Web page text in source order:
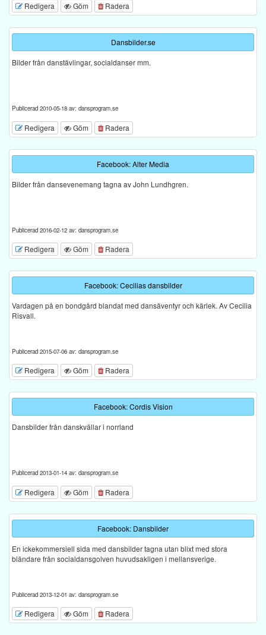
Redigera Göm Radera
Dansbilder.se
Bilder från danstävlingar, socialdanser mm.
Publicerad 2010-05-18 av: dansprogram.se
Redigera Göm Radera
Facebook: Alter Media
Bilder från dansevenemang tagna av John Lundhgren.
Publicerad 2016-02-12 av: dansprogram.se
Redigera Göm Radera
Facebook: Cecilias dansbilder
Vardagen på en bondgård blandat med dansäventyr och kärlek. Av Cecilia
Risvall.
Publicerad 2015-07-06 av: dansprogram.se
Redigera Göm Radera
Facebook: Cordis Vision
Dansbilder från danskvällar i norrland
Publicerad 2013-01-14 av: dansprogram.se
Redigera Göm Radera
Facebook: Dansbilder
En ickekommersiell sida med dansbilder tagna utan blixt med stora
bländare från socialdansgolven huvudsakligen i mellansverige.
Publicerad 2013-12-01 av: dansprogram.se
Redigera Göm Radera